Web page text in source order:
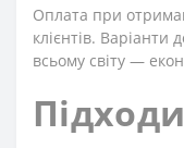
Оплата при
клієнтів. Варіанти
всьому світу —